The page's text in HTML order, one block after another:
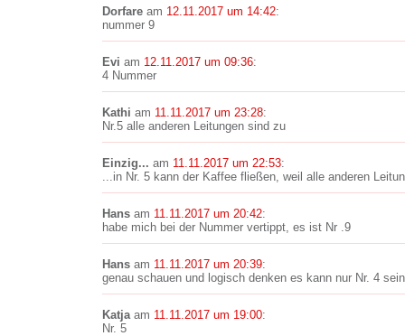
Dorfare am 12.11.2017 um 14:42:
nummer 9
Evi am 12.11.2017 um 09:36:
4 Nummer
Kathi am 11.11.2017 um 23:28:
Nr.5 alle anderen Leitungen sind zu
Einzig... am 11.11.2017 um 22:53:
...in Nr. 5 kann der Kaffee fließen, weil alle anderen
Hans am 11.11.2017 um 20:42:
habe mich bei der Nummer vertippt, es ist Nr .9
Hans am 11.11.2017 um 20:39:
genau schauen und logisch denken es kann nur Nr. 4 sein
Katjaam 11.11.2017 um 19:00:
Nr. 5